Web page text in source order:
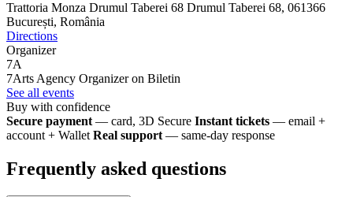
Trattoria Monza Drumul Taberei 68 Drumul Taberei 68, 061366
București, România
Directions
Organizer
7A
7Arts Agency Organizer on Biletin
See all events
Buy with confidence
Secure payment — card, 3D Secure Instant tickets — email +
account + Wallet Real support — same-day response
Frequently asked questions